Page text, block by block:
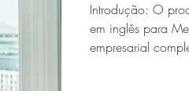
Introdução: O
em inglês para
empresarial